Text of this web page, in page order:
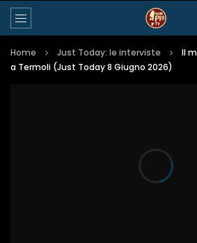
Home Just Today: le interviste
Il
a Termoli (Just Today 8 Giugno 2026)